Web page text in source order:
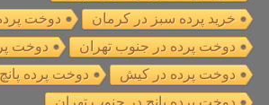
خرید پرده سبز در کرمان
دوخت
دوخت پرده در جنوب تهران
دوخت
دوخت پرده در کیش
دوخت پرده